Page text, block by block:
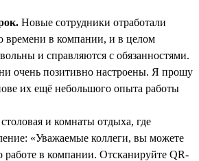
Новые сотрудники отработали
времени в компании, и в целом
и справляются с обязанностями.
очень позитивно настроены. Я прошу
их ещё небольшого опыта работы
и комнаты отдыха, где
«Уважаемые коллеги, вы можете
работе в компании. Отсканируйте QR-